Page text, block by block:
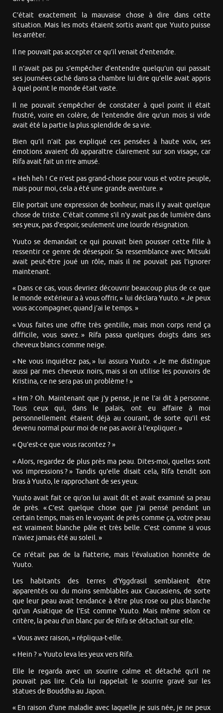
C’était exactement la mauvaise chose à dire dans cette
situation. Mais les mots étaient sortis avant que Yuuto puisse
les arrêter.
Il ne pouvait pas accepter ce qu’il venait d’entendre.
Il n’avait pas pu s’empêcher d’entendre quelqu’un qui passait
ses journées caché dans sa chambre lui dire qu’elle avait appris
à quel point le monde était vaste.
Il ne pouvait s’empêcher de constater à quel point il était
frustré, voire en colère, de l’entendre dire qu’un mois si vide
avait été la partie la plus splendide de sa vie.
Bien qu’il n’ait pas expliqué ces pensées à haute voix, ses
émotions avaient dû apparaître clairement sur son visage, car
Rífa avait fait un rire amusé.
« Heh heh ! Ce n’est pas grand-chose pour vous et votre peuple,
mais pour moi, cela a été une grande aventure. »
Elle portait une expression de bonheur, mais il y avait quelque
chose de triste. C’était comme s’il n’y avait pas de lumière dans
ses yeux, pas d’espoir, seulement une lourde résignation.
Yuuto se demandait ce qui pouvait bien pousser cette fille à
ressentir ce genre de désespoir. Sa ressemblance avec Mitsuki
avait peut-être joué un rôle, mais il ne pouvait pas l’ignorer
maintenant.
« Dans ce cas, vous devriez découvrir beaucoup plus de ce que
le monde extérieur a à vous offrir, » lui déclara Yuuto. « Je peux
vous accompagner, quand j’ai le temps. »
« Vous faites une offre très gentille, mais mon corps rend ça
difficile, vous savez. » Rífa passa quelques doigts dans ses
cheveux blancs comme neige.
« Ne vous inquiétez pas, » lui assura Yuuto. « Je me distingue
aussi par mes cheveux noirs, mais si on utilise les pouvoirs de
Kristina, ce ne sera pas un problème ! »
« Hm ? Oh. Maintenant que j’y pense, je ne l’ai dit à personne.
Tous ceux qui, dans le palais, ont eu affaire à moi
personnellement étaient déjà au courant, de sorte qu’il est
devenu normal pour moi de ne pas avoir à l’expliquer. »
« Qu’est-ce que vous racontez ? »
« Alors, regardez de plus près ma peau. Dites-moi, quelles sont
vos impressions ? » Tandis qu’elle disait cela, Rífa tendit son
bras à Yuuto, le rapprochant de ses yeux.
Yuuto avait fait ce qu’on lui avait dit et avait examiné sa peau
de près. « C’est quelque chose que j’ai pensé pendant un
certain temps, mais en le voyant de près comme ça, votre peau
est vraiment blanche pâle et très belle. C’est comme si vous
n’aviez jamais été au soleil. »
Ce n’était pas de la flatterie, mais l’évaluation honnête de
Yuuto.
Les habitants des terres d’Yggdrasil semblaient être
apparentés ou du moins semblables aux Caucasiens, de sorte
que leur peau avait tendance à être plus rose ou plus blanche
qu’un Asiatique de l’Est comme Yuuto. Mais même selon ce
critère, la peau d’un blanc pur de Rífa se détachait sur elle.
« Vous avez raison, » répliqua-t-elle.
« Hein ? » Yuuto leva les yeux vers Rífa.
Elle le regarda avec un sourire calme et détaché qu’il ne
pouvait pas lire. Cela lui rappelait le sourire gravé sur les
statues de Bouddha au Japon.
« En raison d’une maladie avec laquelle je suis née, je ne peux